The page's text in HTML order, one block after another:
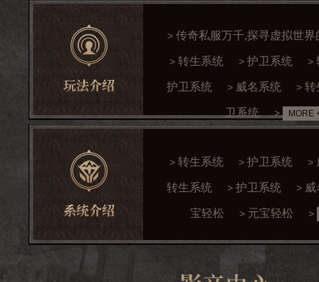
> 传奇私服万千,探寻虚拟世界
> 转生系统 > 护卫系统 >
护卫系统 > 威名系统 > 转
卫系统 > MORE
> 转生系统 > 护卫系统 >
转生系统 > 护卫系统 >
宝轻松 > 元宝轻松 >